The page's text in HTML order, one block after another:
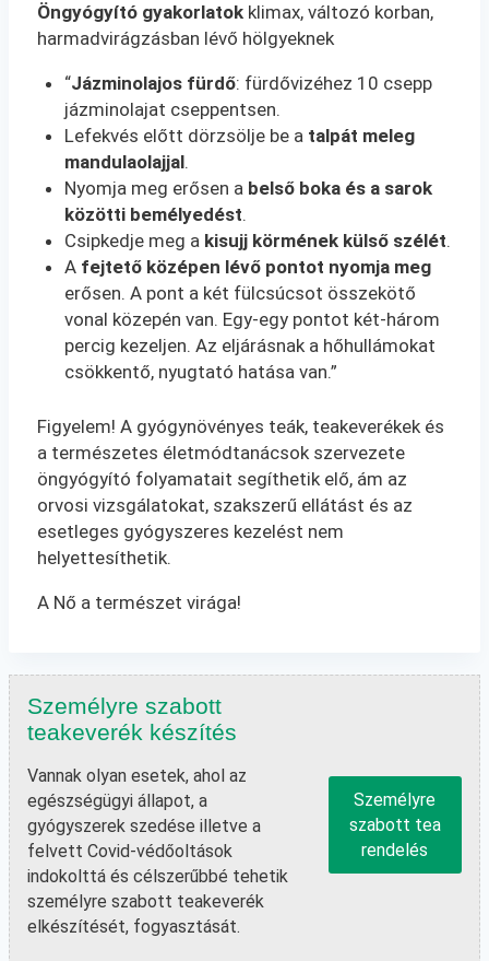
Öngyógyító gyakorlatokklimax, változó korban,
harmadvirágzásban lévő hölgyeknek
“Jázminolajos fürdő: fürdővizéhez 10 csepp
jázminolajat cseppentsen.
Lefekvés előtt dörzsölje be a talpát meleg
mandulaolajjal.
Nyomja meg erősen a belső boka és a sarok
közötti bemélyedést.
Csipkedje meg a kisujj körmének külső szélét.
A fejtető középen lévő pontot nyomja meg
erősen. A pont a két fülcsúcsot összekötő
vonal közepén van. Egy-egy pontot két-három
percig kezeljen. Az eljárásnak a hőhullámokat
csökkentő, nyugtató hatása van.”
Figyelem! A gyógynövényes teák, teakeverékek és
a természetes életmódtanácsok szervezete
öngyógyító folyamatait segíthetik elő, ám az
orvosi vizsgálatokat, szakszerű ellátást és az
esetleges gyógyszeres kezelést nem
helyettesíthetik.
A Nő a természet virága!
Személyre szabott
teakeverék készítés
Vannak olyan esetek, ahol az
egészségügyi állapot, a
gyógyszerek szedése illetve a
felvett Covid-védőoltások
indokolttá és célszerűbbé tehetik
személyre szabott teakeverék
elkészítését, fogyasztását.
Személyre
szabott tea
rendelés